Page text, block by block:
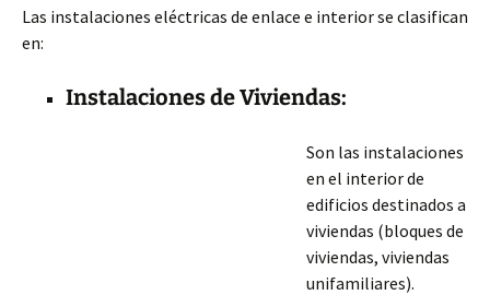
Las instalaciones eléctricas de enlace e interior se clasifican
en:
Instalaciones de Viviendas:
Son las instalaciones
en el interior de
edificios destinados a
viviendas (bloques de
viviendas, viviendas
unifamiliares).